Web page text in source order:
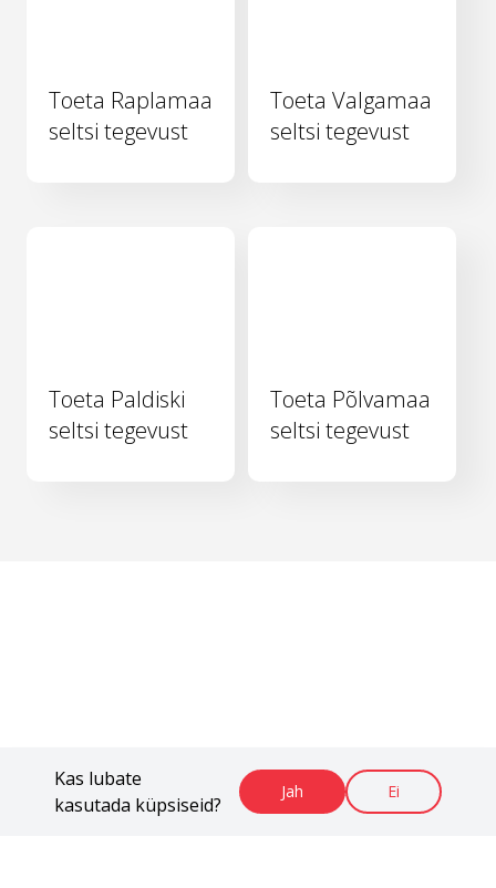
Kas lubate
kasutada küpsiseid?
Jah Ei
Toeta Raplamaa
seltsi tegevust
Toeta Valgamaa
seltsi tegevust
Toeta Paldiski
seltsi tegevust
Toeta Põlvamaa
seltsi tegevust